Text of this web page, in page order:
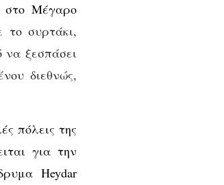
στο Μέγαρο
το συρτάκι,
να ξεσπάσει
διεθνώς,
πόλεις της
για την
Heydar